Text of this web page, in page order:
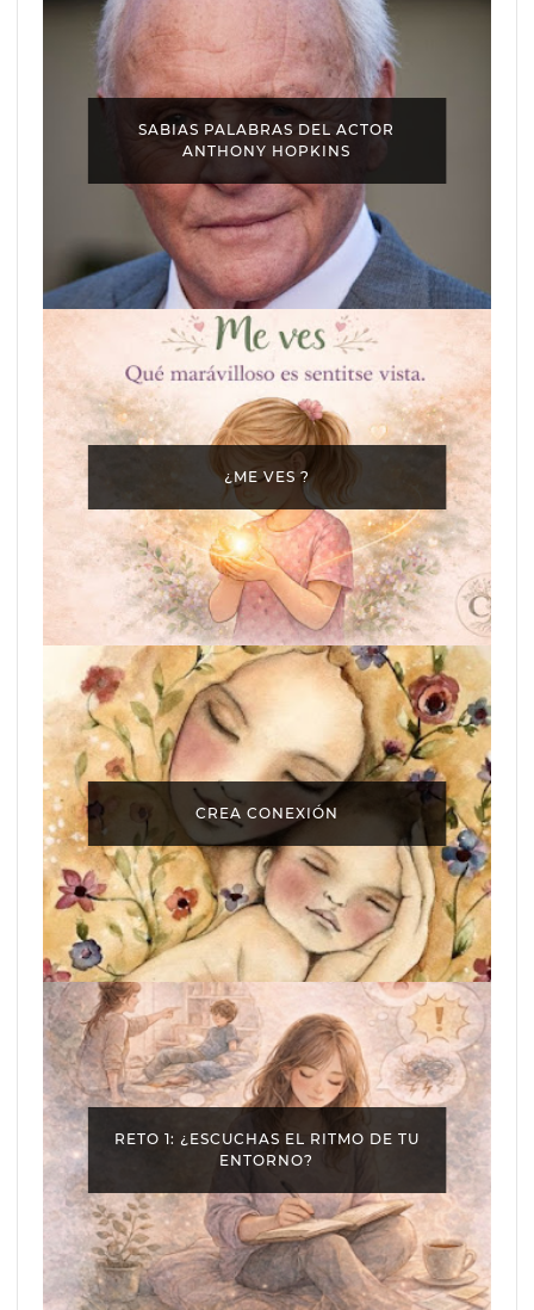
SABIAS PALABRAS DEL ACTOR
ANTHONY HOPKINS
¿ME VES ?
CREA CONEXIÓN
RETO 1: ¿ESCUCHAS EL RITMO DE TU
ENTORNO?